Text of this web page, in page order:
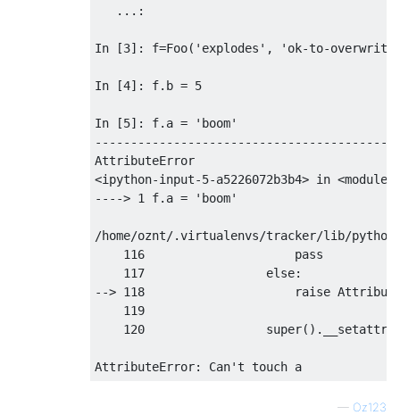
...:
In [3]: f=Foo( 'explodes' , 'ok-to-
In [4]: f. b = 5
In [5]: f. a =
'boom'
AttributeError
<ipython-input-5-a5226072b3b4> in <module
----> 1 f. a = 'boom'
/home/oznt/.virtualenvs/tracker/lib/
116
pass
117
else:
--> 118 raise
119
120
                 super
().
AttributeError: Can't touch a
— Oz123